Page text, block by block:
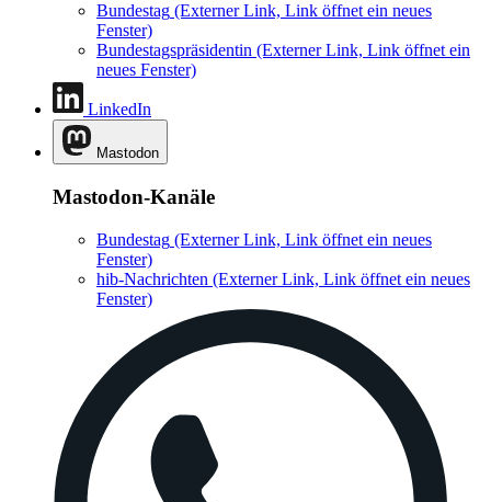
Bundestag (Externer Link, Link öffnet ein neues
Fenster)
Bundestagspräsidentin (Externer Link, Link öffnet ein
neues Fenster)
LinkedIn
Mastodon
Mastodon-Kanäle
Bundestag (Externer Link, Link öffnet ein neues
Fenster)
hib-Nachrichten (Externer Link, Link öffnet ein neues
Fenster)